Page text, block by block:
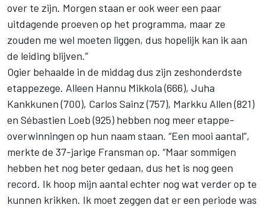
over te zijn. Morgen staan er ook weer een paar
uitdagende proeven op het programma, maar ze
zouden me wel moeten liggen, dus hopelijk kan ik aan
de leiding blijven.”
Ogier behaalde in de middag dus zijn zeshonderdste
etappezege. Alleen Hannu Mikkola (666), Juha
Kankkunen (700), Carlos Sainz (757), Markku Allen (821)
en Sébastien Loeb (925) hebben nog meer etappe-
overwinningen op hun naam staan. “Een mooi aantal”,
merkte de 37-jarige Fransman op. “Maar sommigen
hebben het nog beter gedaan, dus het is nog geen
record. Ik hoop mijn aantal echter nog wat verder op te
kunnen krikken. Ik moet zeggen dat er een periode was